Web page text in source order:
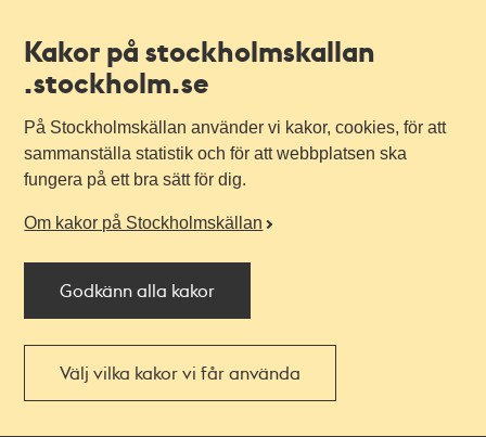
Kakor på stockholmskallan
.stockholm.se
På Stockholmskällan använder vi kakor, cookies, för att
sammanställa statistik och för att webbplatsen ska
fungera på ett bra sätt för dig.
Om kakor på Stockholmskällan
Godkänn alla kakor
Välj vilka kakor vi får använda